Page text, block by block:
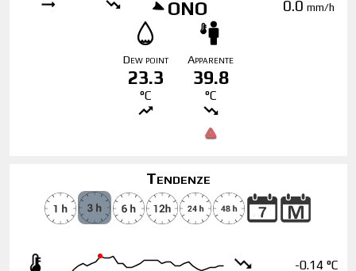
ONO 0.0 mm/h
Dew point
23.3
°C
Apparente
39.8
°C
Tendenze
-0.14 °C